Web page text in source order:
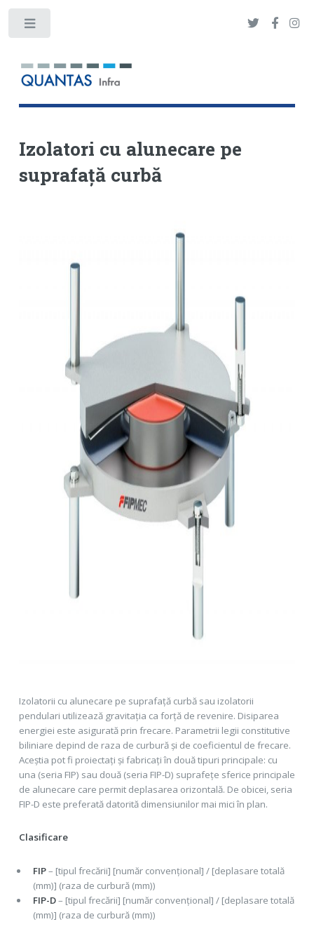
Izolatori cu alunecare pe
suprafață curbă
Izolatorii cu alunecare pe suprafață curbă sau izolatorii
pendulari utilizează gravitația ca forță de revenire. Disiparea
energiei este asigurată prin frecare. Parametrii legii constitutive
biliniare depind de raza de curbură și de coeficientul de frecare.
Aceștia pot fi proiectați și fabricați în două tipuri principale: cu
una (seria FIP) sau două (seria FIP-D) suprafețe sferice principale
de alunecare care permit deplasarea orizontală. De obicei, seria
FIP-D este preferată datorită dimensiunilor mai mici în plan.
Clasificare
FIP– [tipul frecării] [număr convențional] / [deplasare totală
(mm)] (raza de curbură (mm))
FIP-D– [tipul frecării] [număr convențional] / [deplasare totală
(mm)] (raza de curbură (mm))